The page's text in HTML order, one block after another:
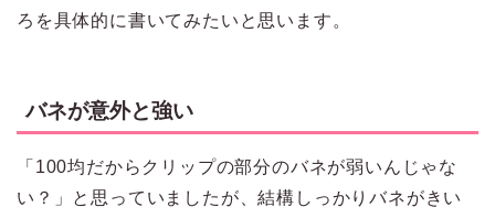
ろを具体的に書いてみたいと思います。
バネが意外と強い
「100均だからクリップの部分のバネが弱いんじゃな
い？」と思っていましたが、結構しっかりバネがきい